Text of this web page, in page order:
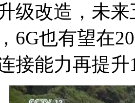
级改造，未
6G也有望在
接能力再提升